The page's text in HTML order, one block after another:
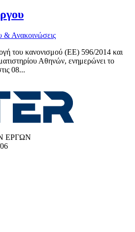
& Ανακοινώσεις
του κανονισμού (ΕΕ) 596/2014 και
Αθηνών, ενημερώνει το
08...
ΕΡΓΩΝ